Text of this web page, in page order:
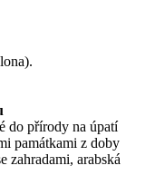
do přírody na úpatí
památkami z doby
zahradami, arabská